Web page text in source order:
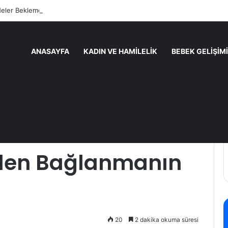
Beklemelisiniz ve Nasıl
ANASAYFA KADIN VE HAMILELIK BEBEK GELIŞIMI
Yeniden Bağlanmanın Yolu
Bağlanmanın
20 2 dakika okuma süresi